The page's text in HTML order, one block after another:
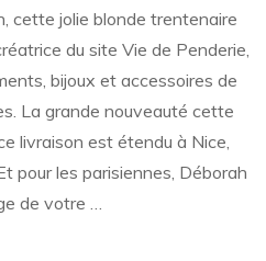
cette jolie blonde trentenaire
du site Vie de Penderie,
bijoux et accessoires de
La grande nouveauté cette
livraison est étendu à Nice,
pour les parisiennes, Déborah
de votre …